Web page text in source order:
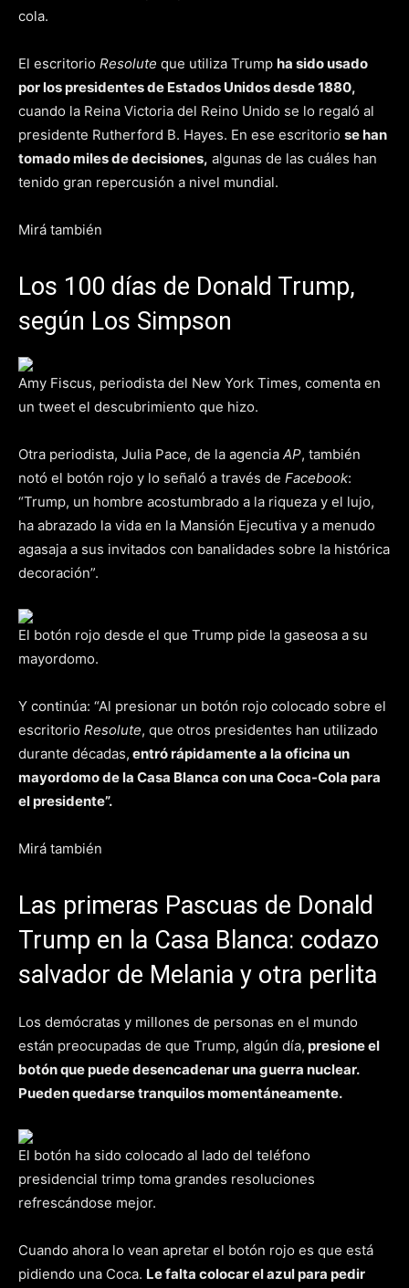
cola.
El escritorio Resolute que utiliza Trump ha sido usado
por los presidentes de Estados Unidos desde 1880,
cuando la Reina Victoria del Reino Unido se lo regaló al
presidente Rutherford B. Hayes. En ese escritorio se han
tomado miles de decisiones, algunas de las cuáles han
tenido gran repercusión a nivel mundial.
Mirá también
Los 100 días de Donald Trump,
según Los Simpson
Amy Fiscus, periodista del New York Times, comenta en
un tweet el descubrimiento que hizo.
Otra periodista, Julia Pace, de la agencia AP, también
notó el botón rojo y lo señaló a través de Facebook:
“Trump, un hombre acostumbrado a la riqueza y el lujo,
ha abrazado la vida en la Mansión Ejecutiva y a menudo
agasaja a sus invitados con banalidades sobre la histórica
decoración”.
El botón rojo desde el que Trump pide la gaseosa a su
mayordomo.
Y continúa: “Al presionar un botón rojo colocado sobre el
escritorio Resolute, que otros presidentes han utilizado
durante décadas, entró rápidamente a la oficina un
mayordomo de la Casa Blanca con una Coca-Cola para
el presidente”.
Mirá también
Las primeras Pascuas de Donald
Trump en la Casa Blanca: codazo
salvador de Melania y otra perlita
Los demócratas y millones de personas en el mundo
están preocupadas de que Trump, algún día, presione el
botón que puede desencadenar una guerra nuclear.
Pueden quedarse tranquilos momentáneamente.
El botón ha sido colocado al lado del teléfono
presidencial trimp toma grandes resoluciones
refrescándose mejor.
Cuando ahora lo vean apretar el botón rojo es que está
pidiendo una Coca. Le falta colocar el azul para pedir